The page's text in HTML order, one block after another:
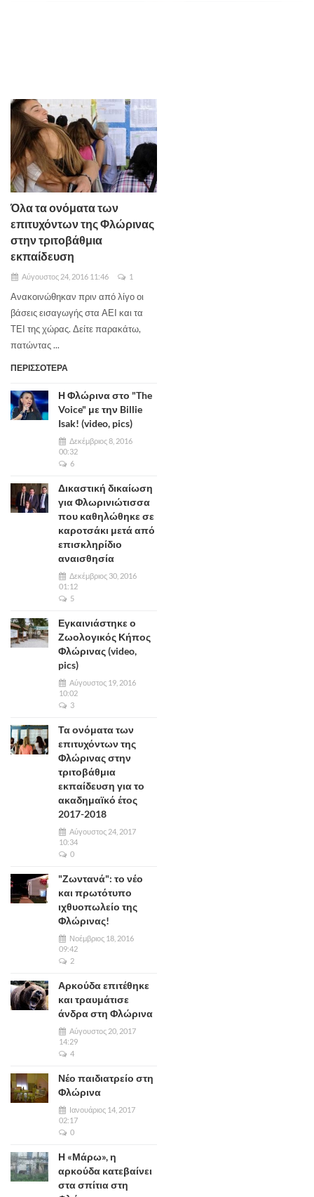
Όλα τα ονόματα των
επιτυχόντων της Φλώρινας
στην τριτοβάθμια
εκπαίδευση
Αύγουστος 24, 2016 11:46 1
Ανακοινώθηκαν πριν από λίγο οι
βάσεις εισαγωγής στα ΑΕΙ και τα
ΤΕΙ της χώρας. Δείτε παρακάτω,
πατώντας ...
ΠΕΡΙΣΣΟΤΕΡΑ
Η Φλώρινα στο "The
Voice" με την Billie
Isak! (video, pics)
Δεκέμβριος 8, 2016
00:32
6
Δικαστική δικαίωση
για Φλωρινιώτισσα
που καθηλώθηκε σε
καροτσάκι μετά από
επισκληρίδιο
αναισθησία
Δεκέμβριος 30, 2016
01:12
5
Εγκαινιάστηκε ο
Ζωολογικός Κήπος
Φλώρινας (video,
pics)
Αύγουστος 19, 2016
10:02
3
Τα ονόματα των
επιτυχόντων της
Φλώρινας στην
τριτοβάθμια
εκπαίδευση για το
ακαδημαϊκό έτος
2017-2018
Αύγουστος 24, 2017
10:34
0
"Ζωντανά": το νέο
και πρωτότυπο
ιχθυοπωλείο της
Φλώρινας!
Νοέμβριος 18, 2016
09:42
2
Αρκούδα επιτέθηκε
και τραυμάτισε
άνδρα στη Φλώρινα
Αύγουστος 20, 2017
14:29
4
Νέο παιδιατρείο στη
Φλώρινα
Ιανουάριος 14, 2017
02:17
0
Η «Μάρω», η
αρκούδα κατεβαίνει
στα σπίτια στη